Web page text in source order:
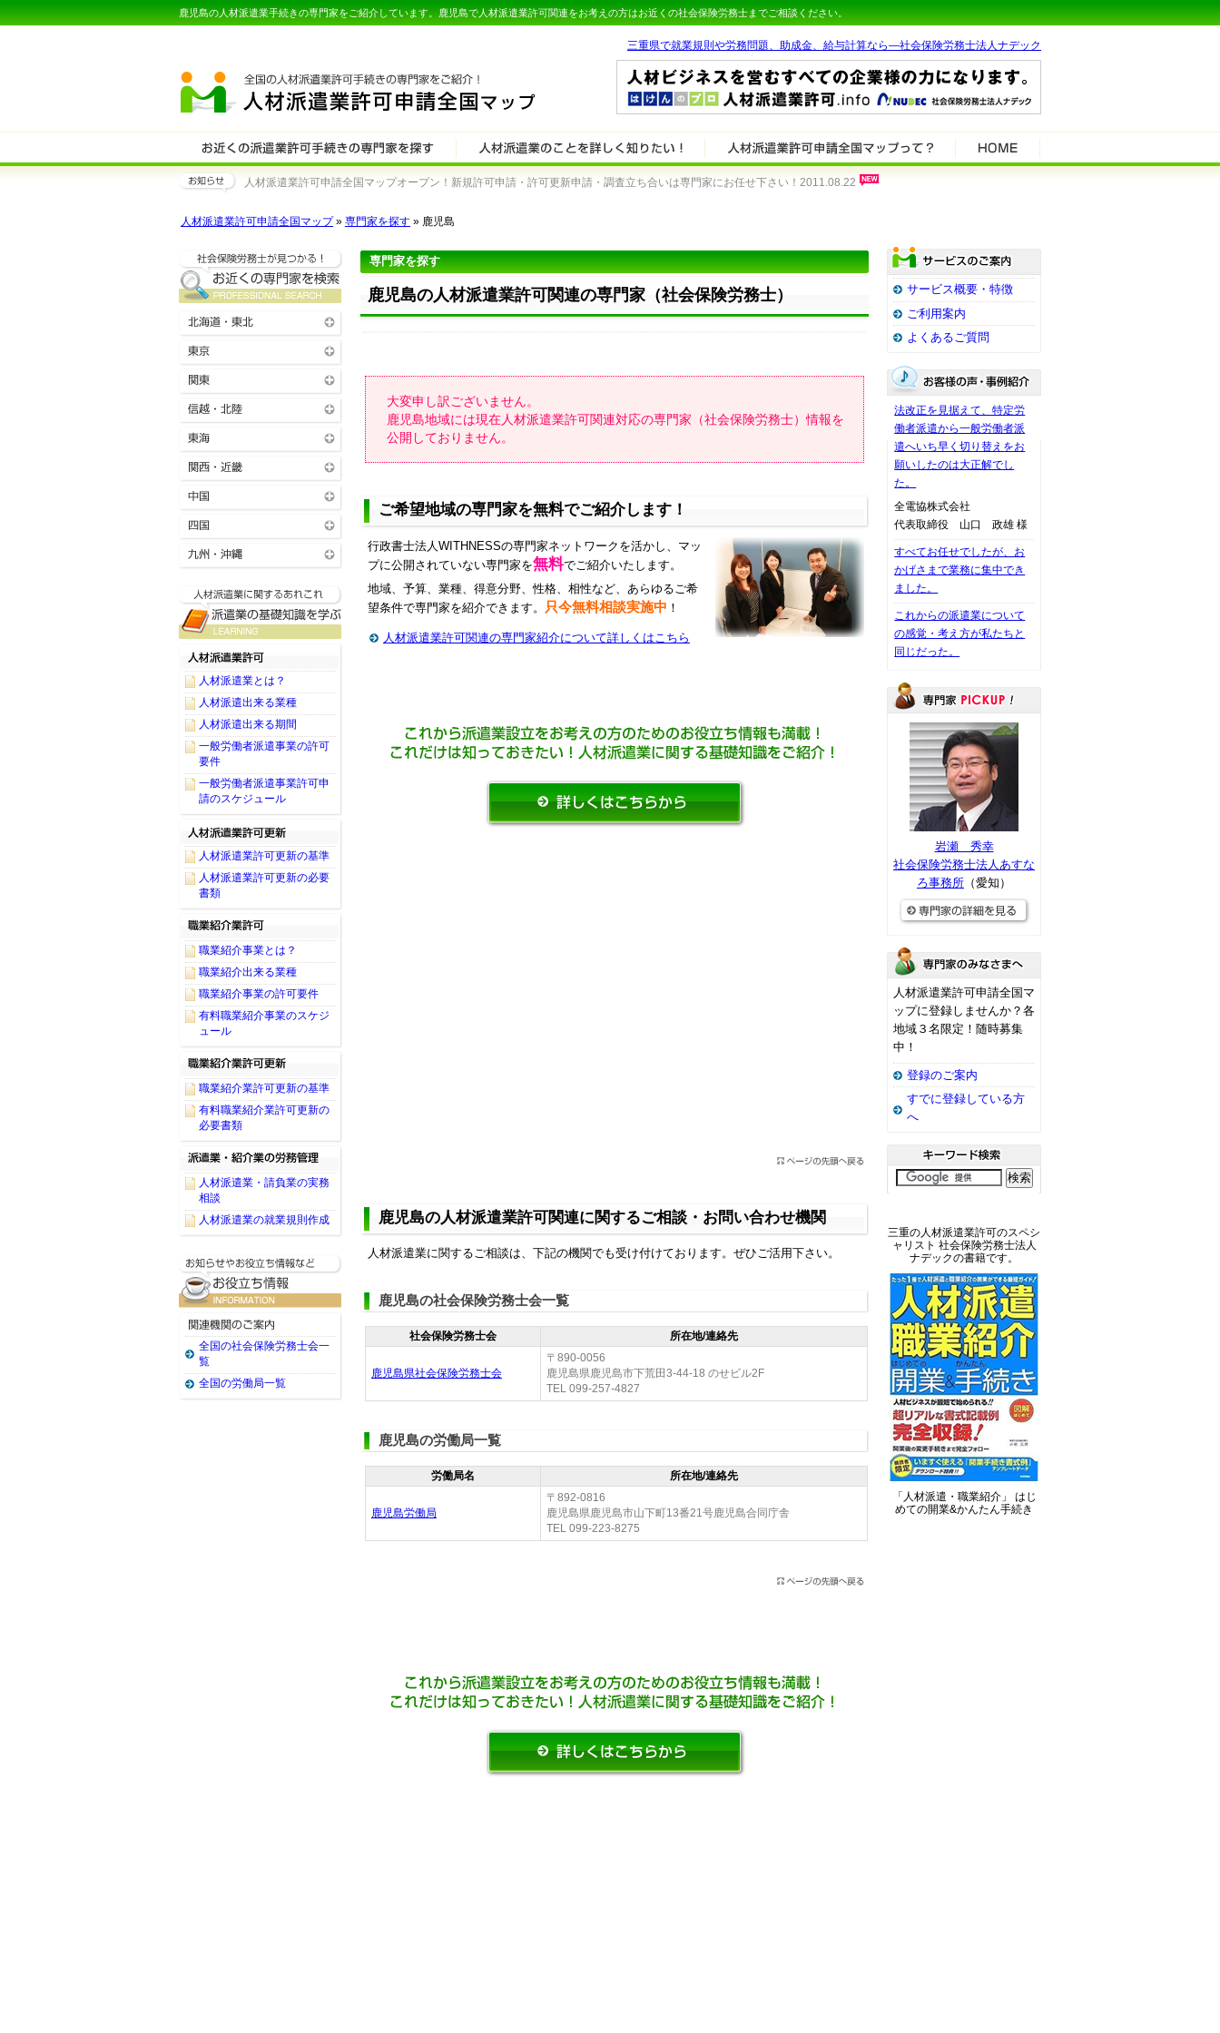
鹿児島の人材派遣業手続きの専門家をご紹介しています。鹿児島で人材派遣業許可関連をお考えの方はお近くの社会保険労務士までご相談ください。
人材派遣業許可申請全国マップ» 専門家を探す » 鹿児島
専門家を探す
鹿児島の人材派遣業許可関連の専門家（社会保険労務士）
大変申し訳ございません。
鹿児島地域には現在人材派遣業許可関連対応の専門家（社会保険労務士）情報を
公開しておりません。
ご希望地域の専門家を無料でご紹介します！
行政書士法人WITHNESSの専門家ネットワークを活かし、マッ
プに公開されていない専門家を無料でご紹介いたします。
地域、予算、業種、得意分野、性格、相性など、あらゆるご希
望条件で専門家を紹介できます。
只今無料相談実施中 ！
人材派遣業許可関連の専門家紹介について詳しくはこちら
鹿児島の人材派遣業許可関連に関するご相談・お問い合わせ機関
人材派遣業に関するご相談は、下記の機関でも受け付けております。ぜひご活用下さい。
鹿児島の社会保険労務士会一覧
社会保険労務士会 所在地/連絡先
鹿児島県社会保険労務士会
〒890-0056
鹿児島県鹿児島市下荒田3-44-18 のせビル2F
TEL 099-257-4827
鹿児島の労働局一覧
労働局名 所在地/連絡先
鹿児島労働局
〒892-0816
鹿児島県鹿児島市山下町13番21号鹿児島合同庁舎
TEL 099-223-8275
人材派遣業とは？
人材派遣出来る業種
人材派遣出来る期間
一般労働者派遣事業の許可
要件
一般労働者派遣事業許可申
請のスケジュール
人材派遣業許可更新の基準
人材派遣業許可更新の必要
書類
職業紹介事業とは？
職業紹介出来る業種
職業紹介事業の許可要件
有料職業紹介事業のスケジ
ュール
職業紹介業許可更新の基準
有料職業紹介業許可更新の
必要書類
人材派遣業・請負業の実務
相談
人材派遣業の就業規則作成
全国の社会保険労務士会一
覧
全国の労働局一覧
サービス概要・特徴
ご利用案内
よくあるご質問
法改正を見据えて、特定労
働者派遣から一般労働者派
遣へいち早く切り替えをお
願いしたのは大正解でし
た。
全電協株式会社
代表取締役 山口 政雄 様
すべてお任せでしたが、お
かげさまで業務に集中でき
ました。
これからの派遣業について
の感覚・考え方が私たちと
同じだった。
岩瀬 秀幸
社会保険労務士法人あすな
ろ事務所 （愛知）
人材派遣業許可申請全国マ
ップに登録しませんか？各
地域３名限定！随時募集
中！
登録のご案内
すでに登録している方
へ
三重の人材派遣業許可のスペシ
ャリスト 社会保険労務士法人
ナデックの書籍です。
「人材派遣・職業紹介」 はじ
めての開業&かんたん手続き
三重県で就業規則や労務問題、助成金、給与計算なら―社会保険労務士法人ナデック
人材派遣業許可申請全国マップオープン！新規許可申請・許可更新申請・調査立ち合いは専門家にお任せ下さい！2011.08.22